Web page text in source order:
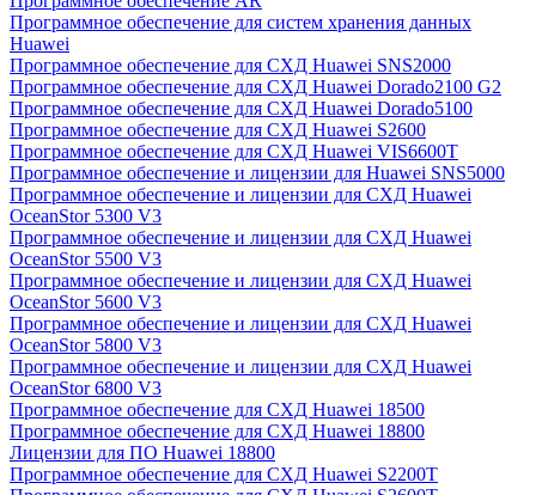
Программное обеспечение для систем хранения данных
Huawei
Программное обеспечение для СХД Huawei SNS2000
Программное обеспечение для СХД Huawei Dorado2100 G2
Программное обеспечение для СХД Huawei Dorado5100
Программное обеспечение для СХД Huawei S2600
Программное обеспечение для СХД Huawei VIS6600T
Программное обеспечение и лицензии для Huawei SNS5000
Программное обеспечение и лицензии для СХД Huawei
OceanStor 5300 V3
Программное обеспечение и лицензии для СХД Huawei
OceanStor 5500 V3
Программное обеспечение и лицензии для СХД Huawei
OceanStor 5600 V3
Программное обеспечение и лицензии для СХД Huawei
OceanStor 5800 V3
Программное обеспечение и лицензии для СХД Huawei
OceanStor 6800 V3
Программное обеспечение для СХД Huawei 18500
Программное обеспечение для СХД Huawei 18800
Лицензии для ПО Huawei 18800
Программное обеспечение для СХД Huawei S2200T